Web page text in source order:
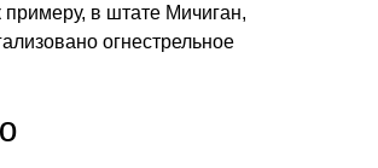
в штате Мичиган,
огнестрельное